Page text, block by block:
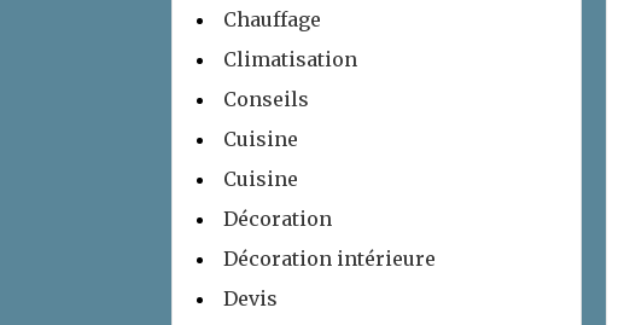
Chauffage
Climatisation
Conseils
Cuisine
Cuisine
Décoration
Décoration intérieure
Devis